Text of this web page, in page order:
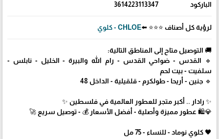
الباركود 3614223113347
لرؤية كل أصناف ⭐⭐⭐ ⬅️CHLOE - كلوي
🚚 التوصيل متاح إلى المناطق التالية:
🔹 القدس - ضواحي القدس - رام الله والبيرة - الخليل - نابلس -
سلفيت - بيت لحم
🔹 جنين - أريحا - طولكرم - قلقيلية - الداخل 48
✨ رادار .. أكبر متجر للعطور العالمية في فلسطين ✨
💎🛍️ عطور مميزة وأصلية - أفضل الأسعار 💰 - توصيل سريع 🚀
🖤 كلوي نوماد - للنساء - 75 مل